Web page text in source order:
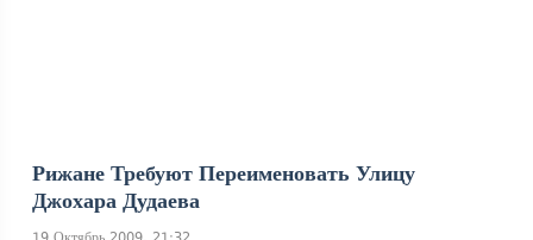
Рижане Требуют Переименовать Улицу
Джохара Дудаева